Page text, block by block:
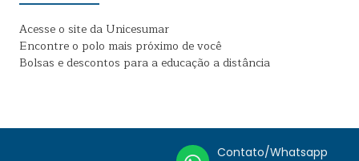
Acesse o site da Unicesumar
Encontre o polo mais próximo de você
Bolsas e descontos para a educação a distância
Contato/Whatsapp